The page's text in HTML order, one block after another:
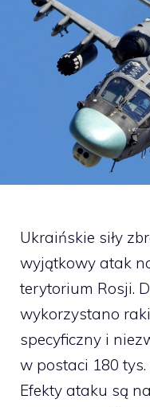
Ukraińskie siły
wyjątkowy atak
terytorium Rosji.
wykorzystano
specyficzny i
w postaci 180
Efekty ataku są